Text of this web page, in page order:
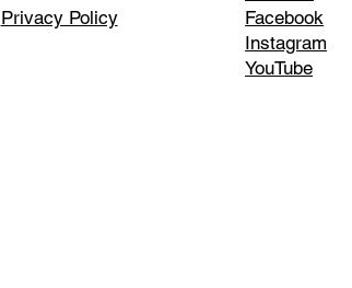
Privacy Policy
Facebook
Instagram
YouTube